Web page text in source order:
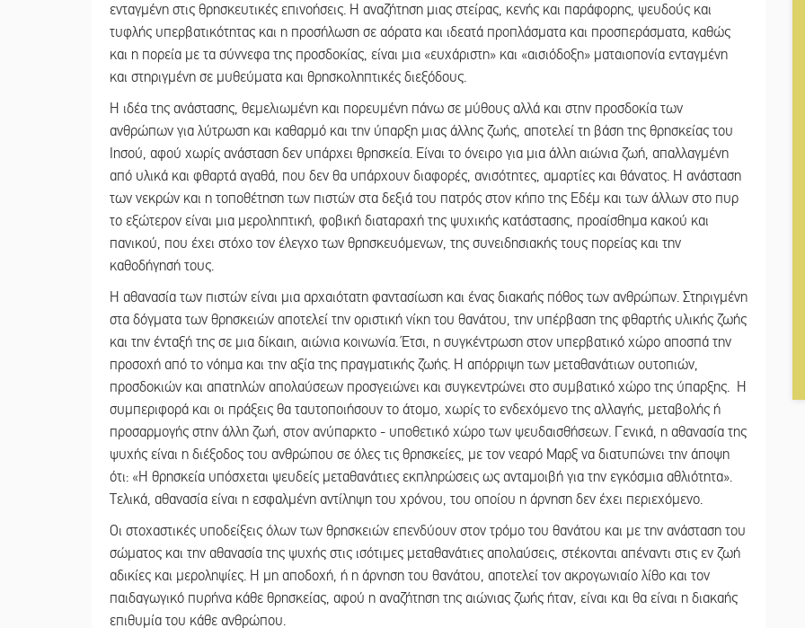
ενταγμένη στις θρησκευτικές επινοήσεις. Η αναζήτηση μιας στείρας, κενής και παράφορης, ψευδούς και
τυφλής υπερβατικότητας και η προσήλωση σε αόρατα και ιδεατά προπλάσματα και προσπεράσματα, καθώς
και η πορεία με τα σύννεφα της προσδοκίας, είναι μια «ευχάριστη» και «αισιόδοξη» ματαιοπονία ενταγμένη
και στηριγμένη σε μυθεύματα και θρησκοληπτικές διεξόδους.
Η ιδέα της ανάστασης, θεμελιωμένη και πορευμένη πάνω σε μύθους αλλά και στην προσδοκία των
ανθρώπων για λύτρωση και καθαρμό και την ύπαρξη μιας άλλης ζωής, αποτελεί τη βάση της θρησκείας του
Ιησού, αφού χωρίς ανάσταση δεν υπάρχει θρησκεία. Είναι το όνειρο για μια άλλη αιώνια ζωή, απαλλαγμένη
από υλικά και φθαρτά αγαθά, που δεν θα υπάρχουν διαφορές, ανισότητες, αμαρτίες και θάνατος. Η ανάσταση
των νεκρών και η τοποθέτηση των πιστών στα δεξιά του πατρός στον κήπο της Εδέμ και των άλλων στο πυρ
το εξώτερον είναι μια μεροληπτική, φοβική διαταραχή της ψυχικής κατάστασης, προαίσθημα κακού και
πανικού, που έχει στόχο τον έλεγχο των θρησκευόμενων, της συνειδησιακής τους πορείας και την
καθοδήγησή τους.
Η αθανασία των πιστών είναι μια αρχαιότατη φαντασίωση και ένας διακαής πόθος των ανθρώπων. Στηριγμένη
στα δόγματα των θρησκειών αποτελεί την οριστική νίκη του θανάτου, την υπέρβαση της φθαρτής υλικής ζωής
και την ένταξή της σε μια δίκαιη, αιώνια κοινωνία. Έτσι, η συγκέντρωση στον υπερβατικό χώρο αποσπά την
προσοχή από το νόημα και την αξία της πραγματικής ζωής. Η απόρριψη των μεταθανάτιων ουτοπιών,
προσδοκιών και απατηλών απολαύσεων προσγειώνει και συγκεντρώνει στο συμβατικό χώρο της ύπαρξης. Η
συμπεριφορά και οι πράξεις θα ταυτοποιήσουν το άτομο, χωρίς το ενδεχόμενο της αλλαγής, μεταβολής ή
προσαρμογής στην άλλη ζωή, στον ανύπαρκτο - υποθετικό χώρο των ψευδαισθήσεων. Γενικά, η αθανασία της
ψυχής είναι η διέξοδος του ανθρώπου σε όλες τις θρησκείες, με τον νεαρό Μαρξ να διατυπώνει την άποψη
ότι: «Η θρησκεία υπόσχεται ψευδείς μεταθανάτιες εκπληρώσεις ως ανταμοιβή για την εγκόσμια αθλιότητα».
Τελικά, αθανασία είναι η εσφαλμένη αντίληψη του χρόνου, του οποίου η άρνηση δεν έχει περιεχόμενο.
Οι στοχαστικές υποδείξεις όλων των θρησκειών επενδύουν στον τρόμο του θανάτου και με την ανάσταση του
σώματος και την αθανασία της ψυχής στις ισότιμες μεταθανάτιες απολαύσεις, στέκονται απέναντι στις εν ζωή
αδικίες και μεροληψίες. Η μη αποδοχή, ή η άρνηση του θανάτου, αποτελεί τον ακρογωνιαίο λίθο και τον
παιδαγωγικό πυρήνα κάθε θρησκείας, αφού η αναζήτηση της αιώνιας ζωής ήταν, είναι και θα είναι η διακαής
επιθυμία του κάθε ανθρώπου.